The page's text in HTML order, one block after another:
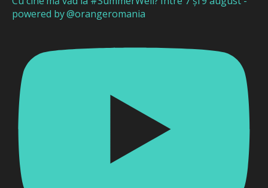
powered by @orangeromania